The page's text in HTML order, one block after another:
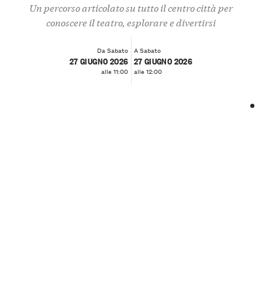
Un percorso articolato su tutto il centro città per
conoscere il teatro, esplorare e divertirsi
Da Sabato
27 GIUGNO 2026
alle 11:00
A Sabato
27 GIUGNO 2026
alle 12:00